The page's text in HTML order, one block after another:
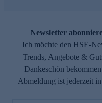
Newsletter
Ich möchte den HSE-
Trends, Angebote &
Dankeschön
Abmeldung ist jederzeit